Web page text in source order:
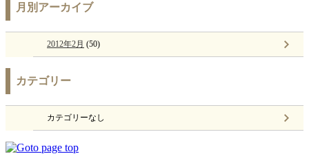
月別アーカイブ
2012年2月 (50)
カテゴリー
カテゴリーなし